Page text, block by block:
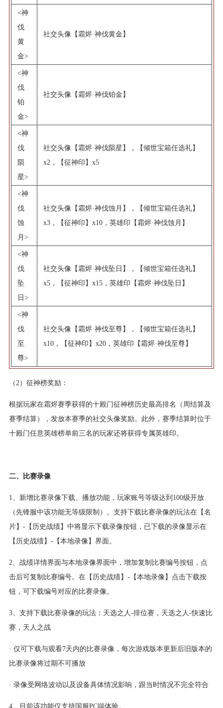
<神
伐
黄
金>
社交头像【霜烬·神伐黄金】
<神
伐
铂
金>
社交头像【霜烬·神伐铂金】
<神
伐
陨
星>
社交头像【霜烬·神伐陨星】，【倾世宝箱任选礼】
x2，【征神印】x5
<神
伐
蚀
月>
社交头像【霜烬·神伐蚀月】，【倾世宝箱任选礼】
x3，【征神印】x10，英雄印【霜烬·神伐蚀月】
<神
伐
坠
日>
社交头像【霜烬·神伐坠日】，【倾世宝箱任选礼】
x5，【征神印】x15，英雄印【霜烬·神伐坠日】
<神
伐
至
尊>
社交头像【霜烬·神伐至尊】，【倾世宝箱任选礼】
x10，【征神印】x20，英雄印【霜烬·神伐至尊】
（2）征神榜奖励：
根据玩家在霜烬赛季获得的十殿门征神榜历史最高排名（周结算及
赛季结算），发放本赛季的社交头像奖励。此外，赛季结算时位于
十殿门任意英雄榜单前三名的玩家还将获得专属英雄印。
二、比赛录像
1、新增比赛录像下载、播放功能，玩家账号等级达到100级开放
（先锋服中该功能无等级限制）。支持下载比赛录像的玩法在【名
片】-【历史战绩】中将显示下载录像按钮，已下载的录像显示在
【历史战绩】-【本地录像】界面。
2、战绩详情界面与本地录像界面中，增加复制比赛编号按钮，点
击后可复制比赛编号。在【历史战绩】-【本地录像】点击下载按
钮，可下载编号对应的比赛录像。
3、支持下载比赛录像的玩法：天选之人-排位赛，天选之人-快速比
赛，天人之战
· 仅可下载与观看7天内的比赛录像，每次游戏版本更新后旧版本的
比赛录像将过期不可播放
· 录像受网络波动以及设备具体情况影响，跟当时情况不完全符合
4、目前该功能仅支持国服PC端体验。